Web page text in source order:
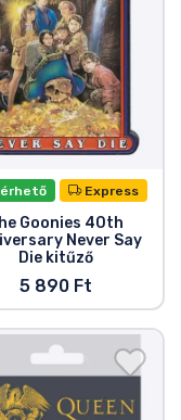
Express
Goonies 40th
Never Say
Die kitűző
5 890 Ft